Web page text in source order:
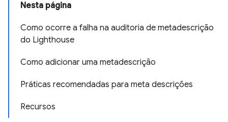
Nesta página
Como ocorre a falha na auditoria de metadescrição
do Lighthouse
Como adicionar uma metadescrição
Práticas recomendadas para meta descrições
Recursos